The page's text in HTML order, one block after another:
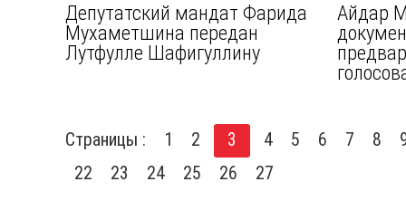
Депутатский мандат Фарида
Мухаметшина передан
Лутфулле Шафигуллину
Айдар
Страницы : 1 2 3 4 5 6 7 8
22
23 24 25 26 27